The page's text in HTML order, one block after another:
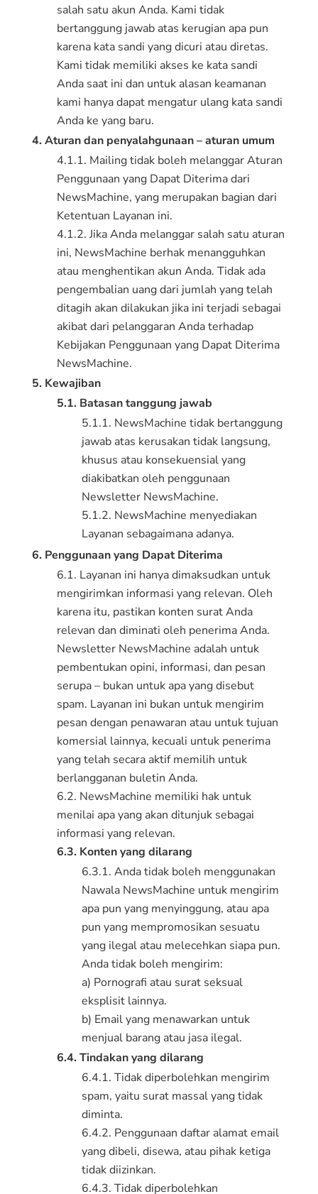
salah satu akun Anda. Kami tidak
bertanggung jawab atas kerugian apa pun
karena kata sandi yang dicuri atau diretas.
Kami tidak memiliki akses ke kata sandi
Anda saat ini dan untuk alasan keamanan
kami hanya dapat mengatur ulang kata sandi
Anda ke yang baru.
4. Aturan dan penyalahgunaan – aturan umum
4.1.1. Mailing tidak boleh melanggar Aturan
Penggunaan yang Dapat Diterima dari
NewsMachine, yang merupakan bagian dari
Ketentuan Layanan ini.
4.1.2. Jika Anda melanggar salah satu aturan
ini, NewsMachine berhak menangguhkan
atau menghentikan akun Anda. Tidak ada
pengembalian uang dari jumlah yang telah
ditagih akan dilakukan jika ini terjadi sebagai
akibat dari pelanggaran Anda terhadap
Kebijakan Penggunaan yang Dapat Diterima
NewsMachine.
5. Kewajiban
5.1. Batasan tanggung jawab
5.1.1. NewsMachine tidak bertanggung
jawab atas kerusakan tidak langsung,
khusus atau konsekuensial yang
diakibatkan oleh penggunaan
Newsletter NewsMachine.
5.1.2. NewsMachine menyediakan
Layanan sebagaimana adanya.
6. Penggunaan yang Dapat Diterima
6.1. Layanan ini hanya dimaksudkan untuk
mengirimkan informasi yang relevan. Oleh
karena itu, pastikan konten surat Anda
relevan dan diminati oleh penerima Anda.
Newsletter NewsMachine adalah untuk
pembentukan opini, informasi, dan pesan
serupa – bukan untuk apa yang disebut
spam. Layanan ini bukan untuk mengirim
pesan dengan penawaran atau untuk tujuan
komersial lainnya, kecuali untuk penerima
yang telah secara aktif memilih untuk
berlangganan buletin Anda.
6.2. NewsMachine memiliki hak untuk
menilai apa yang akan ditunjuk sebagai
informasi yang relevan.
6.3. Konten yang dilarang
6.3.1. Anda tidak boleh menggunakan
Nawala NewsMachine untuk mengirim
apa pun yang menyinggung, atau apa
pun yang mempromosikan sesuatu
yang ilegal atau melecehkan siapa pun.
Anda tidak boleh mengirim:
a) Pornografi atau surat seksual
eksplisit lainnya.
b) Email yang menawarkan untuk
menjual barang atau jasa ilegal.
6.4. Tindakan yang dilarang
6.4.1. Tidak diperbolehkan mengirim
spam, yaitu surat massal yang tidak
diminta.
6.4.2. Penggunaan daftar alamat email
yang dibeli, disewa, atau pihak ketiga
tidak diizinkan.
6.4.3. Tidak diperbolehkan